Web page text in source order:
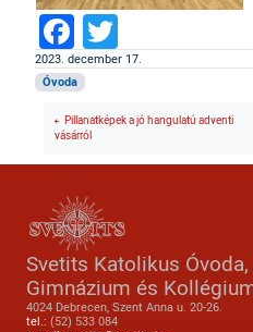
Facebook
2023. december 17.
Óvoda
Pillanatképek a jó hangulatú adventi
vásárról
Svetits Katolikus
Gimnázium és
4024 Debrecen, Szent Anna u. 20-26.
tel.: (52) 533 084